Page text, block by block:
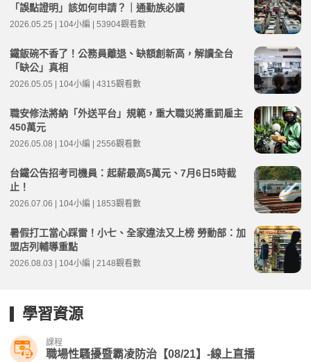
「誤點證明」該如何申請？｜通勤族必讀
2026.05.25 | 104小編 | 53904觀看數
鐵飯碗不香了！公務員離退、缺額創新高，解讀全台
「缺公」真相
2026.05.05 | 104小編 | 4315觀看數
職安修法將納「外送平台」規範，重大職災將重罰雇主
450萬元
2026.05.08 | 104小編 | 2556觀看數
台鐵公告招考司機員：起薪最高5萬元、7月6日5時截
止！
2026.07.06 | 104小編 | 1853觀看數
暑假打工當心踩雷！小七、全家違法又上榜 勞動部：加
盟店列輔導重點
2026.08.03 | 104小編 | 2148觀看數
學習資源
課程
職場性騷擾暨霸凌防治【08/21】-線上直播